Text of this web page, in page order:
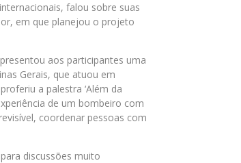
falou sobre suas
em que planejou o projeto
aos participantes uma
Gerais, que atuou em
a palestra ‘Além da
de um bombeiro com
coordenar pessoas com
discussões muito